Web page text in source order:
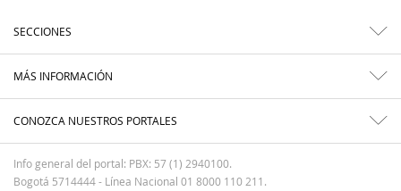
SECCIONES
MÁS INFORMACIÓN
CONOZCA NUESTROS PORTALES
Info general del portal: PBX: 57 (1) 2940100.
Bogotá 5714444 - Línea Nacional 01 8000 110 211.